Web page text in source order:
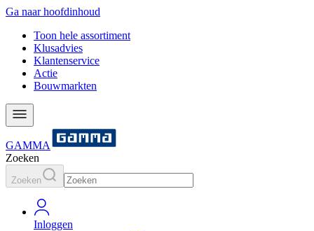
Ga naar hoofdinhoud
Toon hele assortiment
Klusadvies
Klantenservice
Actie
Bouwmarkten
GAMMA
Zoeken
Zoeken
Inloggen